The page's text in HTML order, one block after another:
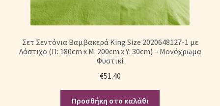
Σετ Σεντόνια Βαμβακερά King Size 2020648127-1 με
Λάστιχο (Π: 180cm x Μ: 200cm x Υ: 30cm) – Μονόχρωμα
Φυστικί
€51.40
Προσθήκη στο καλάθι